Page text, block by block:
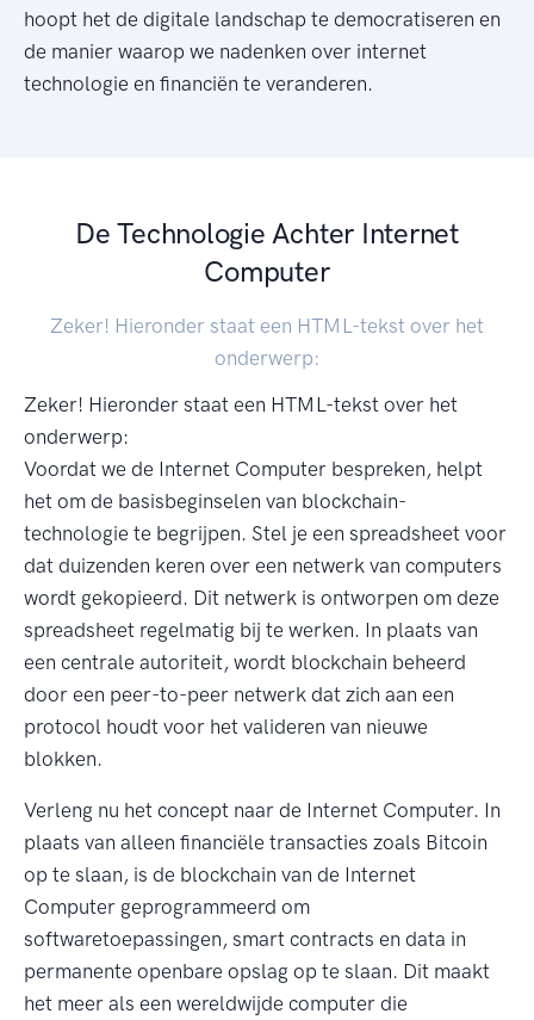
hoopt het de digitale landschap te democratiseren en
de manier waarop we nadenken over internet
technologie en financiën te veranderen.
De Technologie Achter Internet
Computer
Zeker! Hieronder staat een HTML-tekst over het
onderwerp:
Zeker! Hieronder staat een HTML-tekst over het
onderwerp:
Voordat we de Internet Computer bespreken, helpt
het om de basisbeginselen van blockchain-
technologie te begrijpen. Stel je een spreadsheet voor
dat duizenden keren over een netwerk van computers
wordt gekopieerd. Dit netwerk is ontworpen om deze
spreadsheet regelmatig bij te werken. In plaats van
een centrale autoriteit, wordt blockchain beheerd
door een peer-to-peer netwerk dat zich aan een
protocol houdt voor het valideren van nieuwe
blokken.
Verleng nu het concept naar de Internet Computer. In
plaats van alleen financiële transacties zoals Bitcoin
op te slaan, is de blockchain van de Internet
Computer geprogrammeerd om
softwaretoepassingen, smart contracts en data in
permanente openbare opslag op te slaan. Dit maakt
het meer als een wereldwijde computer die